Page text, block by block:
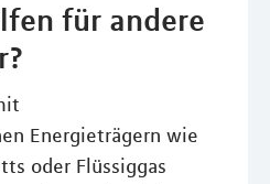
für andere
Energieträgern wie
oder Flüssiggas